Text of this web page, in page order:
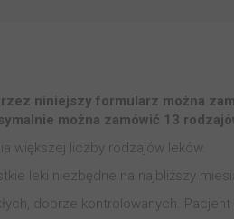
niniejszy formularz można
można zamówić 13
większej liczby rodzajów leków.
leki niezbędne na najbliższy
dobrze kontrolowanych. Pacjent